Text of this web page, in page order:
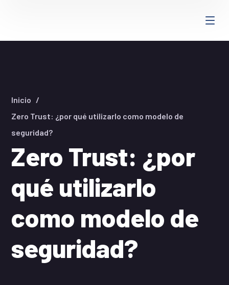
Zero Trust: ¿por
qué utilizarlo
como modelo de
seguridad?
Inicio
Zero Trust: ¿por qué utilizarlo como modelo de
seguridad?